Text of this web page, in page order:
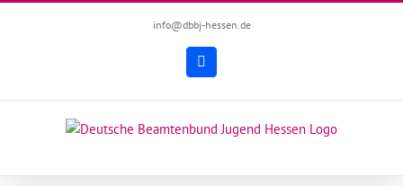
info@dbbj-hessen.de
Facebook